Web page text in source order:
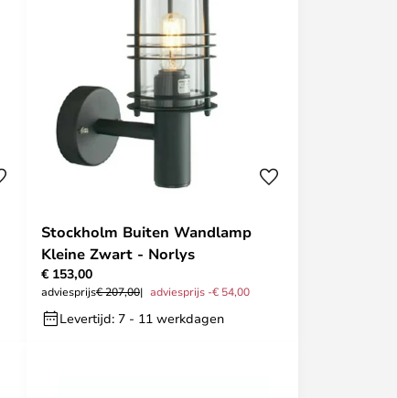
Stockholm Buiten Wandlamp
Kleine Zwart - Norlys
€ 153,00
adviesprijs€ 207,00 adviesprijs -€ 54,00
Levertijd: 7 - 11 werkdagen